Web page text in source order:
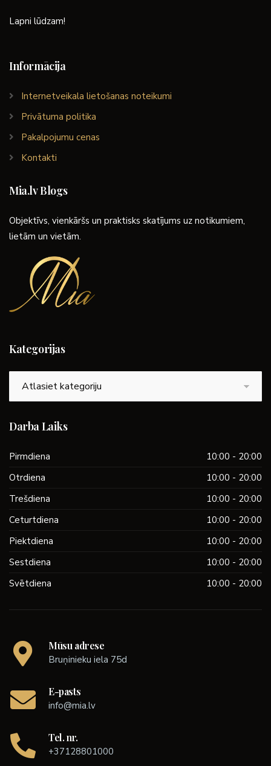
Lapni lūdzam!
Informācija
Internetveikala lietošanas noteikumi
Privātuma politika
Pakalpojumu cenas
Kontakti
Mia.lv Blogs
Objektīvs, vienkāršs un praktisks skatījums uz notikumiem,
lietām un vietām.
Kategorijas
Darba Laiks
Pirmdiena
10:00 - 20:00
Otrdiena
10:00 - 20:00
Trešdiena
10:00 - 20:00
Ceturtdiena
10:00 - 20:00
Piektdiena
10:00 - 20:00
Sestdiena
10:00 - 20:00
Svētdiena
10:00 - 20:00
Mūsu adrese
Bruņinieku iela 75d
E-pasts
info@mia.lv
Tel. nr.
+37128801000